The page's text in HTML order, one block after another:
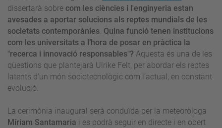
dissertarà sobre com les ciències i l'enginyeria estan
avesades a aportar solucions als reptes mundials de les
societats contemporànies. Quina funció tenen institucions
com les universitats a l’hora de posar en pràctica la
"recerca i innovació responsables"? Aquesta és una de les
qüestions que plantejarà Ulrike Felt, per abordar els reptes
latents d’un món sociotecnològic com l’actual, en constant
evolució.
La cerimònia inaugural serà conduïda per la meteoròloga
Míriam Santamaria i es podrà seguir en directe i en obert